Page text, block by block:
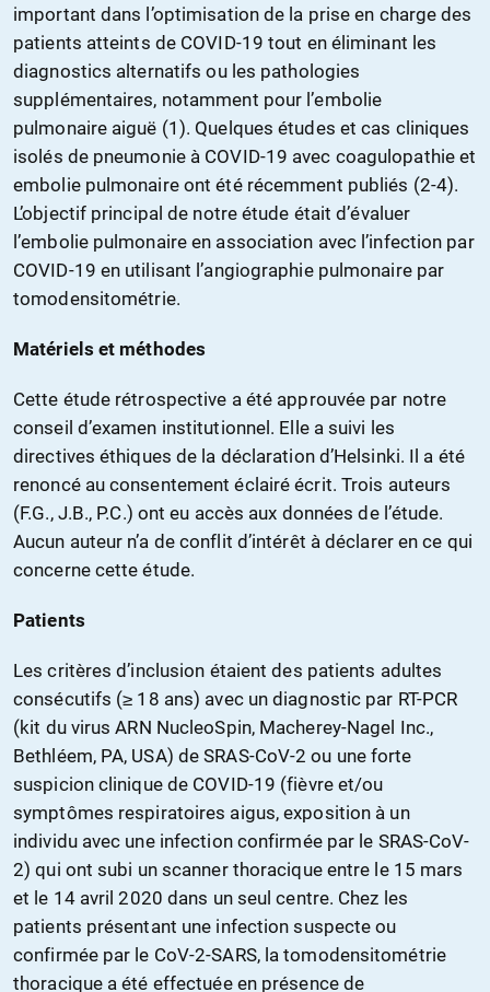
important dans l’optimisation de la prise en charge des
patients atteints de COVID-19 tout en éliminant les
diagnostics alternatifs ou les pathologies
supplémentaires, notamment pour l’embolie
pulmonaire aiguë (1). Quelques études et cas cliniques
isolés de pneumonie à COVID-19 avec coagulopathie et
embolie pulmonaire ont été récemment publiés (2-4).
L’objectif principal de notre étude était d’évaluer
l’embolie pulmonaire en association avec l’infection par
COVID-19 en utilisant l’angiographie pulmonaire par
tomodensitométrie.
Matériels et méthodes
Cette étude rétrospective a été approuvée par notre
conseil d’examen institutionnel. Elle a suivi les
directives éthiques de la déclaration d’Helsinki. Il a été
renoncé au consentement éclairé écrit. Trois auteurs
(F.G., J.B., P.C.) ont eu accès aux données de l’étude.
Aucun auteur n’a de conflit d’intérêt à déclarer en ce qui
concerne cette étude.
Patients
Les critères d’inclusion étaient des patients adultes
consécutifs (≥ 18 ans) avec un diagnostic par RT-PCR
(kit du virus ARN NucleoSpin, Macherey-Nagel Inc.,
Bethléem, PA, USA) de SRAS-CoV-2 ou une forte
suspicion clinique de COVID-19 (fièvre et/ou
symptômes respiratoires aigus, exposition à un
individu avec une infection confirmée par le SRAS-CoV-
2) qui ont subi un scanner thoracique entre le 15 mars
et le 14 avril 2020 dans un seul centre. Chez les
patients présentant une infection suspecte ou
confirmée par le CoV-2-SARS, la tomodensitométrie
thoracique a été effectuée en présence de